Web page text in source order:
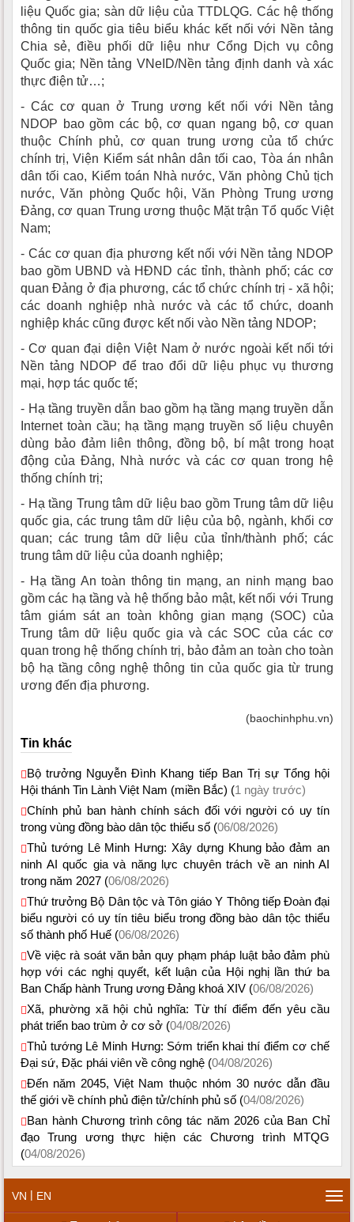
liệu Quốc gia; sàn dữ liệu của TTDLQG. Các hệ thống
thông tin quốc gia tiêu biểu khác kết nối với Nền tảng
Chia sẻ, điều phối dữ liệu như Cổng Dịch vụ công
Quốc gia; Nền tảng VNeID/Nền tảng định danh và xác
thực điện tử…;
- Các cơ quan ở Trung ương kết nối với Nền tảng
NDOP bao gồm các bộ, cơ quan ngang bộ, cơ quan
thuộc Chính phủ, cơ quan trung ương của tổ chức
chính trị, Viện Kiểm sát nhân dân tối cao, Tòa án nhân
dân tối cao, Kiểm toán Nhà nước, Văn phòng Chủ tịch
nước, Văn phòng Quốc hội, Văn Phòng Trung ương
Đảng, cơ quan Trung ương thuộc Mặt trận Tổ quốc Việt
Nam;
- Các cơ quan địa phương kết nối với Nền tảng NDOP
bao gồm UBND và HĐND các tỉnh, thành phố; các cơ
quan Đảng ở địa phương, các tổ chức chính trị - xã hội;
các doanh nghiệp nhà nước và các tổ chức, doanh
nghiệp khác cũng được kết nối vào Nền tảng NDOP;
- Cơ quan đại diện Việt Nam ở nước ngoài kết nối tới
Nền tảng NDOP để trao đổi dữ liệu phục vụ thương
mại, hợp tác quốc tế;
- Hạ tầng truyền dẫn bao gồm hạ tầng mạng truyền dẫn
Internet toàn cầu; hạ tầng mạng truyền số liệu chuyên
dùng bảo đảm liên thông, đồng bộ, bí mật trong hoạt
động của Đảng, Nhà nước và các cơ quan trong hệ
thống chính trị;
- Hạ tầng Trung tâm dữ liệu bao gồm Trung tâm dữ liệu
quốc gia, các trung tâm dữ liệu của bộ, ngành, khối cơ
quan; các trung tâm dữ liệu của tỉnh/thành phố; các
trung tâm dữ liệu của doanh nghiệp;
- Hạ tầng An toàn thông tin mạng, an ninh mạng bao
gồm các hạ tầng và hệ thống bảo mật, kết nối với Trung
tâm giám sát an toàn không gian mạng (SOC) của
Trung tâm dữ liệu quốc gia và các SOC của các cơ
quan trong hệ thống chính trị, bảo đảm an toàn cho toàn
bộ hạ tầng công nghệ thông tin của quốc gia từ trung
ương đến địa phương.
(baochinhphu.vn)
Tin khác
Bộ trưởng Nguyễn Đình Khang tiếp Ban Trị sự Tổng hội
Hội thánh Tin Lành Việt Nam (miền Bắc) (1 ngày trước)
Chính phủ ban hành chính sách đối với người có uy tín
trong vùng đồng bào dân tộc thiểu số (06/08/2026)
Thủ tướng Lê Minh Hưng: Xây dựng Khung bảo đảm an
ninh AI quốc gia và năng lực chuyên trách về an ninh AI
trong năm 2027 (06/08/2026)
Thứ trưởng Bộ Dân tộc và Tôn giáo Y Thông tiếp Đoàn đại
biểu người có uy tín tiêu biểu trong đồng bào dân tộc thiểu
số thành phố Huế (06/08/2026)
Về việc rà soát văn bản quy phạm pháp luật bảo đảm phù
hợp với các nghị quyết, kết luận của Hội nghị lần thứ ba
Ban Chấp hành Trung ương Đảng khoá XIV (06/08/2026)
Xã, phường xã hội chủ nghĩa: Từ thí điểm đến yêu cầu
phát triển bao trùm ở cơ sở (04/08/2026)
Thủ tướng Lê Minh Hưng: Sớm triển khai thí điểm cơ chế
Đại sứ, Đặc phái viên về công nghệ (04/08/2026)
Đến năm 2045, Việt Nam thuộc nhóm 30 nước dẫn đầu
thế giới về chính phủ điện tử/chính phủ số (04/08/2026)
Ban hành Chương trình công tác năm 2026 của Ban Chỉ
đạo Trung ương thực hiện các Chương trình MTQG
(04/08/2026)
VN | EN